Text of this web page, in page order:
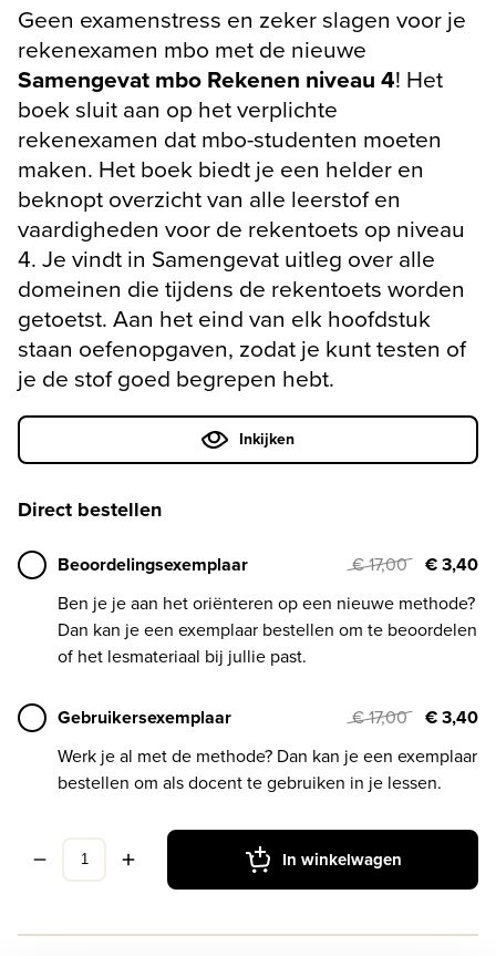
Geen examenstress en zeker slagen voor je
rekenexamen mbo met de nieuwe
Samengevat mbo Rekenen niveau 4! Het
boek sluit aan op het verplichte
rekenexamen dat mbo-studenten moeten
maken. Het boek biedt je een helder en
beknopt overzicht van alle leerstof en
vaardigheden voor de rekentoets op niveau
4. Je vindt in Samengevat uitleg over alle
domeinen die tijdens de rekentoets worden
getoetst. Aan het eind van elk hoofdstuk
staan oefenopgaven, zodat je kunt testen of
je de stof goed begrepen hebt.
Inkijken
Direct bestellen
Beoordelingsexemplaar € 17,00
€ 3,40
Ben je je aan het oriënteren op een nieuwe methode?
Dan kan je een exemplaar bestellen om te beoordelen
of het lesmateriaal bij jullie past.
Gebruikersexemplaar € 17,00
€ 3,40
Werk je al met de methode? Dan kan je een exemplaar
bestellen om als docent te gebruiken in je lessen.
In winkelwagen